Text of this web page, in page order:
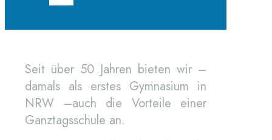
Seit über 50 Jahren bieten wir –
damals als erstes Gymnasium in
NRW –auch die Vorteile einer
Ganztagsschule an.